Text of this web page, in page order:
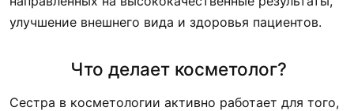
улучшение внешнего вида и здоровья пациентов.
Что делает косметолог?
Сестра в косметологии активно работает для того,